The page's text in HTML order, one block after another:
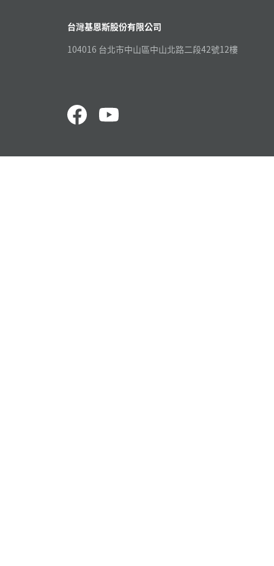
台灣基恩斯股份有限公司
104016 台北市中山區中山北路二段42號12樓